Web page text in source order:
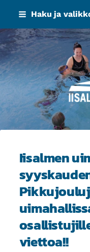
Siirry
sisältöön
Haku ja
Iisalmen
viettoa!!